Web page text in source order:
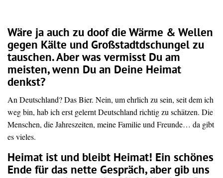
Wäre ja auch zu doof die Wärme & Wellen
gegen Kälte und Großstadtdschungel zu
tauschen. Aber was vermisst Du am
meisten, wenn Du an Deine Heimat
denkst?
An Deutschland? Das Bier. Nein, um ehrlich zu sein, seit dem ich
weg bin, hab ich erst gelernt Deutschland richtig zu schätzen. Die
Menschen, die Jahreszeiten, meine Familie und Freunde… da gibt
es vieles.
Heimat ist und bleibt Heimat! Ein schönes
Ende für das nette Gespräch, aber gib uns